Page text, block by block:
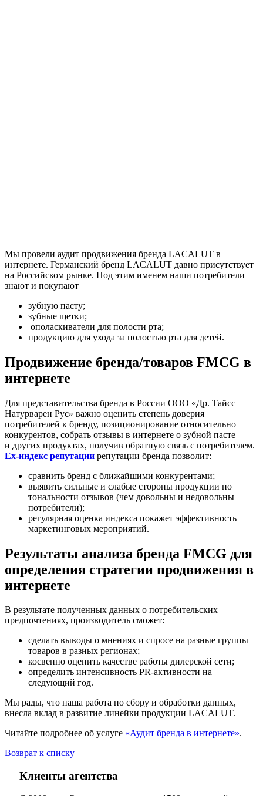
Мы провели аудит продвижения бренда LACALUT в
интернете. Германский бренд LACALUT давно присутствует
на Российском рынке. Под этим именем наши потребители
знают и покупают
зубную пасту;
зубные щетки;
ополаскиватели для полости рта;
продукцию для ухода за полостью рта для детей.
Продвижение бренда/товаров FMCG в
интернете
Для представительства бренда в России ООО «Др. Тaйcc
Haтуpваpен Pус» важно оценить степень доверия
потребителей к бренду, позиционирование относительно
конкурентов, собрать отзывы в интернете о зубной пасте
и других продуктах, получив обратную связь с потребителем.
Ex-индекс репутации репутации бренда позволит:
сравнить бренд с ближайшими конкурентами;
выявить сильные и слабые стороны продукции по
тональности отзывов (чем довольны и недовольны
потребители);
регулярная оценка индекса покажет эффективность
маркетинговых мероприятий.
Результаты анализа бренда FMCG для
определения стратегии продвижения в
интернете
В результате полученных данных о потребительских
предпочтениях, производитель сможет:
сделать выводы о мнениях и спросе на разные группы
товаров в разных регионах;
косвенно оценить качестве работы дилерской сети;
определить интенсивность PR-активности на
следующий год.
Мы рады, что наша работа по сбору и обработки данных,
внесла вклад в развитие линейки продукции LACALUT.
Читайте подробнее об услуге «Аудит бренда в интернете».
Возврат к списку
Клиенты агентства